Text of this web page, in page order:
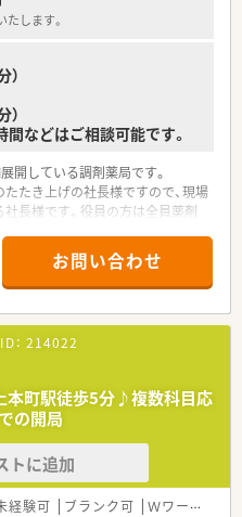
します。
）
）
などはご相談可能です。
開している調剤薬局です。
たき上げの社長様ですので、現場
長様です。役員の方は全員薬剤
為、安定性は抜群！毎年昇給も安
医療モール型・クリニック前・在
薬局を運営しています。
なども充実しており、スキルアッ
制度や個別研修なども行ってい
暇・計画有給含む）となり、残業
なりますので、ライフワークバ
す。
育休者も多くの実績がある会社で
制度英会話スクール補助やエク
お問い合わせ
： 214022
本町駅徒歩5分♪複数科目応
の開局
トに追加
経験可 ブランク可 Ｗワーク可